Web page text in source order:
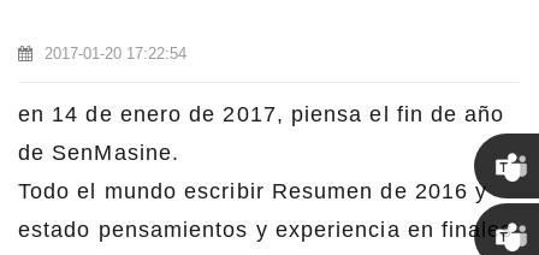
2017-01-20 17:22:54
en 14 de enero de 2017, piensa el fin de año
de SenMasine.
Todo el mundo escribir Resumen de 2016 y
estado pensamientos y experiencia en finales
Chris